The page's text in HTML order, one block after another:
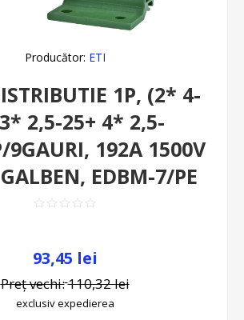
Producător: ETI
1P, (2* 4-
2,5-25+ 4* 2,5-
9GAURI, 192A 1500V
EDBM-7/PE
93,45 lei
Preț vechi:110,32 lei
exclusivexpedierea